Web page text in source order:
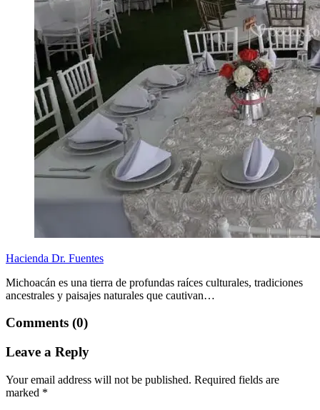
Hacienda Dr. Fuentes
Michoacán es una tierra de profundas raíces culturales, tradiciones
ancestrales y paisajes naturales que cautivan…
Comments (0)
Leave a Reply
Your email address will not be published. Required fields are
marked *